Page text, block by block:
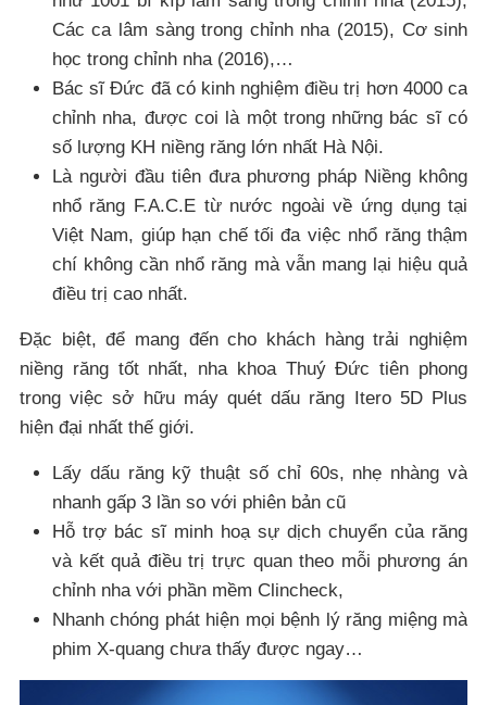
Các ca lâm sàng trong chỉnh nha (2015), Cơ sinh
học trong chỉnh nha (2016),…
Bác sĩ Đức đã có kinh nghiệm điều trị hơn 4000 ca
chỉnh nha, được coi là một trong những bác sĩ có
số lượng KH niềng răng lớn nhất Hà Nội.
Là người đầu tiên đưa phương pháp Niềng không
nhổ răng F.A.C.E từ nước ngoài về ứng dụng tại
Việt Nam, giúp hạn chế tối đa việc nhổ răng thậm
chí không cần nhổ răng mà vẫn mang lại hiệu quả
điều trị cao nhất.
Đặc biệt, để mang đến cho khách hàng trải nghiệm
niềng răng tốt nhất, nha khoa Thuý Đức tiên phong
trong việc sở hữu máy quét dấu răng Itero 5D Plus
hiện đại nhất thế giới.
Lấy dấu răng kỹ thuật số chỉ 60s, nhẹ nhàng và
nhanh gấp 3 lần so với phiên bản cũ
Hỗ trợ bác sĩ minh hoạ sự dịch chuyển của răng
và kết quả điều trị trực quan theo mỗi phương án
chỉnh nha với phần mềm Clincheck,
Nhanh chóng phát hiện mọi bệnh lý răng miệng mà
phim X-quang chưa thấy được ngay…